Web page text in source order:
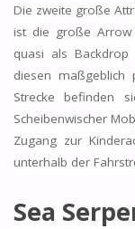
Die zweite große
ist die große Arrow
quasi als
diesen maßgeblich
Strecke befinden
Scheibenwischer
Zugang zur
unterhalb der
Sea